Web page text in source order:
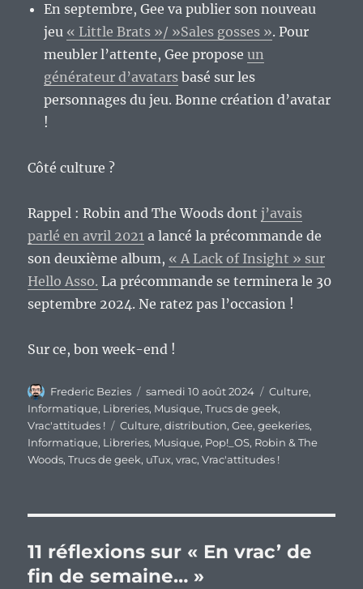
En septembre, Gee va publier son nouveau
jeu « Little Brats »/ »Sales gosses ». Pour
meubler l’attente, Gee proposeun
générateur d’avatars basé sur les
personnages du jeu. Bonne création d’avatar
!
Côté culture ?
Rappel : Robin and The Woods dontj’avais
parlé en avril 2021 a lancé la précommande de
son deuxième album, « A Lack of Insight » sur
Hello Asso. La précommande se terminera le 30
septembre 2024. Ne ratez pas l’occasion !
Sur ce, bon week-end !
Auteur
Frederic Bezies
Publié
le
samedi 10 août 2024 Catégories
Culture,
Informatique, Libreries, Musique,Trucs de geek,
Vrac'attitudes !
Étiquettes
Culture,distribution,Gee,geekeries,
Informatique, Libreries, Musique, Pop!_OS, Robin & The
Woods,Trucs de geek, uTux,vrac,Vrac'attitudes !
11 réflexions sur « En vrac’ de
fin de semaine… »